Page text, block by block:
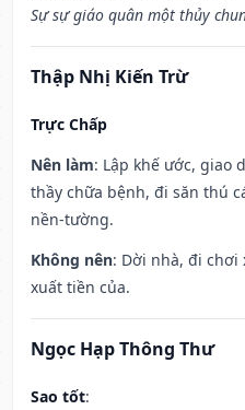
Sự sự giáo quân một thủy
Thập Nhị Kiến Trừ
Trực Chấp
Nên làm: Lập khế ước, giao
thầy chữa bệnh, đi săn thú
nền-tường.
Không nên: Dời nhà, đi chơi
xuất tiền của.
Ngọc Hạp Thông Thư
Sao tốt: